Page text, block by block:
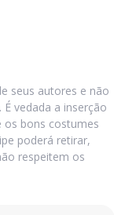
seus autores e não
vedada a inserção
os bons costumes
poderá retirar,
respeitem os